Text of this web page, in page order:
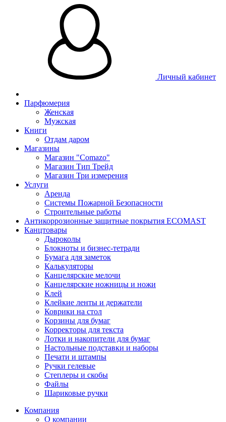
Личный кабинет
Парфюмерия
Женская
Мужская
Книги
Отдам даром
Магазины
Магазин "Comazo"
Магазин Тип Трейд
Магазин Три измерения
Услуги
Аренда
Системы Пожарной Безопасности
Строительные работы
Антикоррозионные защитные покрытия ECOMAST
Канцтовары
Дыроколы
Блокноты и бизнес-тетради
Бумага для заметок
Калькуляторы
Канцелярские мелочи
Канцелярские ножницы и ножи
Клей
Клейкие ленты и держатели
Коврики на стол
Корзины для бумаг
Корректоры для текста
Лотки и накопители для бумаг
Настольные подставки и наборы
Печати и штампы
Ручки гелевые
Степлеры и скобы
Файлы
Шариковые ручки
Компания
О компании